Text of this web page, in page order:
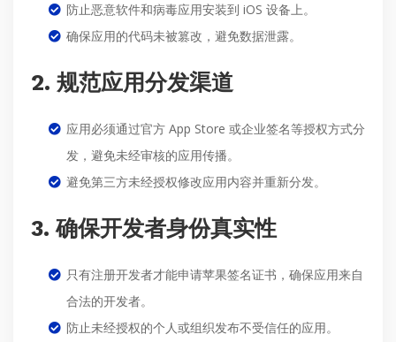
防止恶意软件和病毒应用安装到 iOS 设备上。
确保应用的代码未被篡改，避免数据泄露。
2. 规范应用分发渠道
应用必须通过官方 App Store 或企业签名等授权方式分
发，避免未经审核的应用传播。
避免第三方未经授权修改应用内容并重新分发。
3. 确保开发者身份真实性
只有注册开发者才能申请苹果签名证书，确保应用来自
合法的开发者。
防止未经授权的个人或组织发布不受信任的应用。